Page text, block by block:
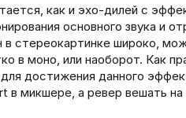
как и эхо-дилей с
основного звука и
в стереокартинке широко,
в моно, или наоборот. Как
достижения данного
в микшере, а ревер вешать